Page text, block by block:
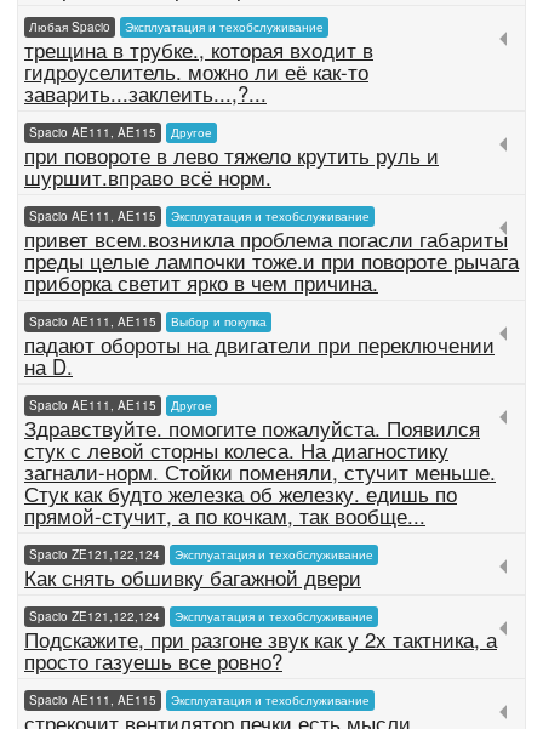
Любая Spacio Эксплуатация и техобслуживание
трещина в трубке., которая входит в
гидроуселитель. можно ли её как-то
заварить...заклеить...,?...
Spacio AE111, AE115 Другое
при повороте в лево тяжело крутить руль и
шуршит.вправо всё норм.
Spacio AE111, AE115 Эксплуатация и техобслуживание
привет всем.возникла проблема погасли габариты
преды целые лампочки тоже.и при повороте рычага
приборка светит ярко в чем причина.
Spacio AE111, AE115 Выбор и покупка
падают обороты на двигатели при переключении
на D.
Spacio AE111, AE115 Другое
Здравствуйте. помогите пожалуйста. Появился
стук с левой сторны колеса. На диагностику
загнали-норм. Стойки поменяли, стучит меньше.
Стук как будто железка об железку. едишь по
прямой-стучит, а по кочкам, так вообще...
Spacio ZE121,122,124 Эксплуатация и техобслуживание
Как снять обшивку багажной двери
Spacio ZE121,122,124 Эксплуатация и техобслуживание
Подскажите, при разгоне звук как у 2х тактника, а
просто газуешь все ровно?
Spacio AE111, AE115 Эксплуатация и техобслуживание